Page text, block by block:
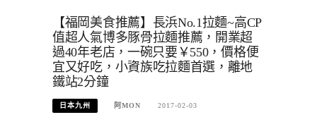
【福岡美食推薦】長浜No.1拉麵~高CP
值超人氣博多豚骨拉麵推薦，開業超
過40年老店，一碗只要￥550，價格便
宜又好吃，小資族吃拉麵首選，離地
鐵站2分鐘
日本九州 阿MON 2017-02-03